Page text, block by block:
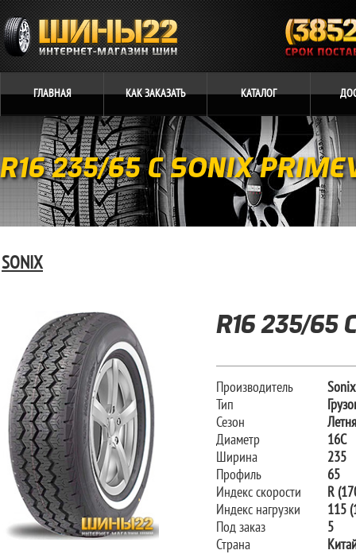
ГЛАВНАЯ КАКЗАКАЗАТЬ КАТАЛОГ
R16 235/65 C SONIX
SONIX
R16 235/65
Производитель
Sonix
Тип
Сезон
Диаметр
16C
Ширина
235
Профиль
65
Индекс скорости
R
Индекс нагрузки
115
Под заказ
5
Страна